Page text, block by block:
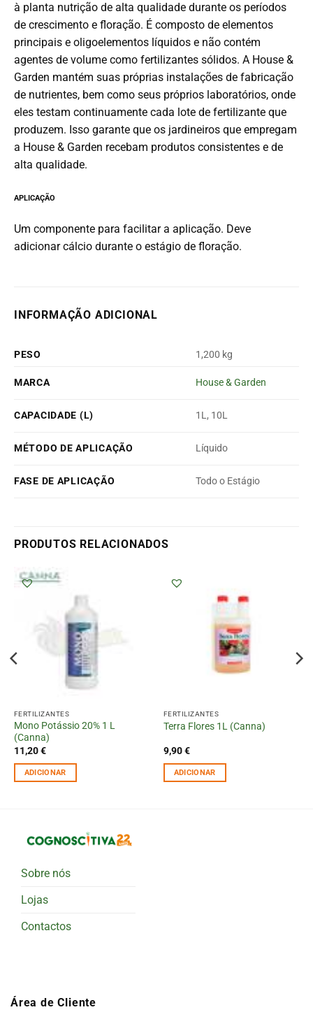
à planta nutrição de alta qualidade durante os períodos
de crescimento e floração. É composto de elementos
principais e oligoelementos líquidos e não contém
agentes de volume como fertilizantes sólidos. A House &
Garden mantém suas próprias instalações de fabricação
de nutrientes, bem como seus próprios laboratórios, onde
eles testam continuamente cada lote de fertilizante que
produzem. Isso garante que os jardineiros que empregam
a House & Garden recebam produtos consistentes e de
alta qualidade.
APLICAÇÃO
Um componente para facilitar a aplicação. Deve
adicionar cálcio durante o estágio de floração.
INFORMAÇÃO ADICIONAL
PESO 1,200 kg
MARCA House & Garden
CAPACIDADE (L) 1L, 10L
MÉTODO DE APLICAÇÃO Líquido
FASE DE APLICAÇÃO Todo o Estágio
PRODUTOS RELACIONADOS
FERTILIZANTES
Mono Potássio 20% 1 L
(Canna)
11,20€
ADICIONAR
FERTILIZANTES
Terra Flores 1L (Canna)
9,90€
ADICIONAR
Sobre nós
Lojas
Contactos
Área de Cliente